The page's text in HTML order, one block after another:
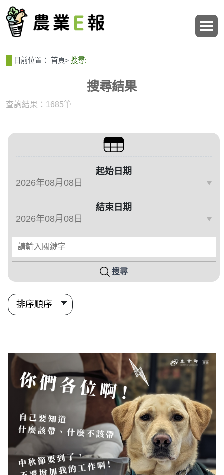
目前位置： 首頁> 搜尋:
搜尋結果
查詢結果：1685筆
篩選與搜尋條件
起始日期
結束日期
請輸入關鍵字
搜尋
搜尋結果列表